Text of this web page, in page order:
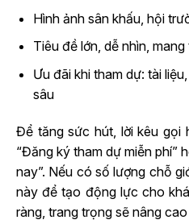
Hình ảnh sân khấu, hội
Tiêu đề lớn, dễ nhìn,
Ưu đãi khi tham dự: tài
sâu
Để tăng sức hút, lời kêu gọi
“Đăng ký tham dự miễn phí”
nay”. Nếu có số lượng chỗ
này để tạo động lực cho
ràng, trang trọng sẽ nâng